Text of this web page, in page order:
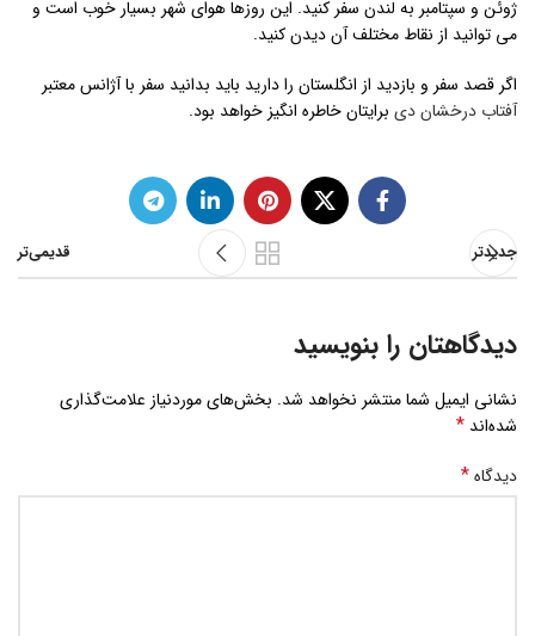
ژوئن و سپتامبر به لندن سفر کنید. این روزها هوای شهر بسیار خوب است و
می توانید از نقاط مختلف آن دیدن کنید.
اگر قصد سفر و بازدید از انگلستان را دارید باید بدانید سفر با آژانس معتبر
آفتاب درخشان دی برایتان خاطره انگیز خواهد بود.
جدیدتر قدیمی‌تر
دیدگاهتان را بنویسید
نشانی ایمیل شما منتشر نخواهد شد. بخش‌های موردنیاز علامت‌گذاری
شده‌اند *
دیدگاه*